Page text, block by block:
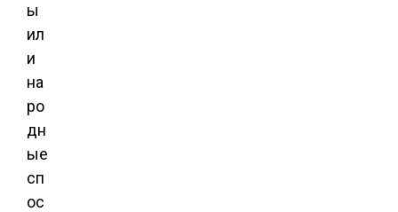
ы
ил
и
на
ро
дн
ые
сп
ос